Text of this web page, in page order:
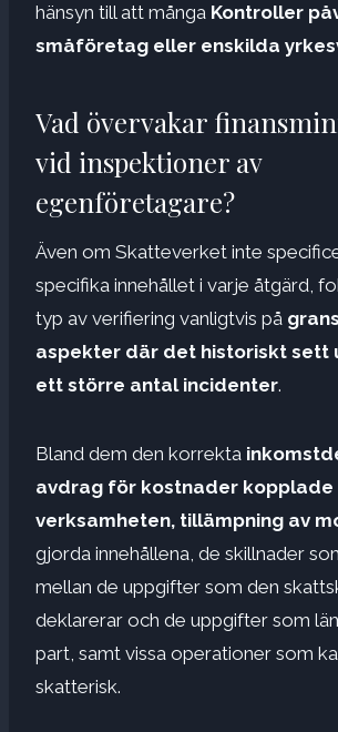
hänsyn till att många Kontroller
småföretag eller enskilda
Vad övervakar
vid inspektioner av
egenföretagare?
Även om Skatteverket inte
specifika innehållet i varje åtgärd,
typ av verifiering vanligtvis på
aspekter där det historiskt sett
ett större antal incidenter.
Bland dem den korrekta
avdrag för kostnader
verksamheten, tillämpning av
gjorda innehållena, de skillnader
mellan de uppgifter som den
deklarerar och de uppgifter som
part, samt vissa operationer som
skatterisk.